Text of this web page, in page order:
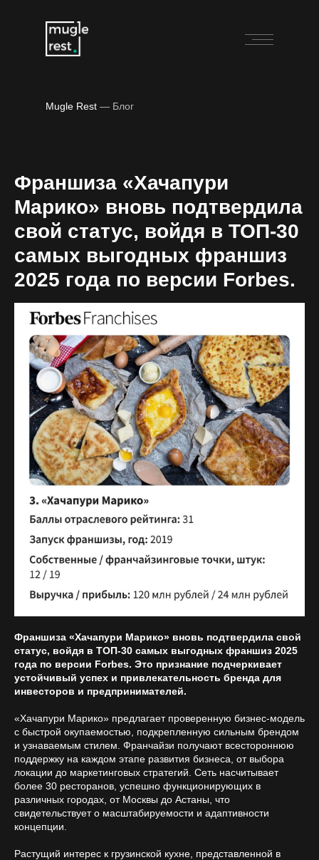
Mugle Rest — Блог
Франшиза «Хачапури
Марико» вновь подтвердила
свой статус, войдя в ТОП-30
самых выгодных франшиз
2025 года по версии Forbes.
Франшиза «Хачапури Марико» вновь подтвердила свой
статус, войдя в ТОП-30 самых выгодных франшиз 2025
года по версии Forbes. Это признание подчеркивает
устойчивый успех и привлекательность бренда для
инвесторов и предпринимателей.
«Хачапури Марико» предлагает проверенную бизнес-модель
с быстрой окупаемостью, подкрепленную сильным брендом
и узнаваемым стилем. Франчайзи получают всестороннюю
поддержку на каждом этапе развития бизнеса, от выбора
локации до маркетинговых стратегий. Сеть насчитывает
более 30 ресторанов, успешно функционирующих в
различных городах, от Москвы до Астаны, что
свидетельствует о масштабируемости и адаптивности
концепции.
Растущий интерес к грузинской кухне, представленной в